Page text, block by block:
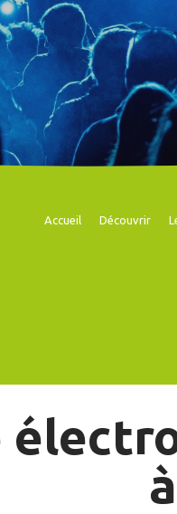
Accueil Découvrir